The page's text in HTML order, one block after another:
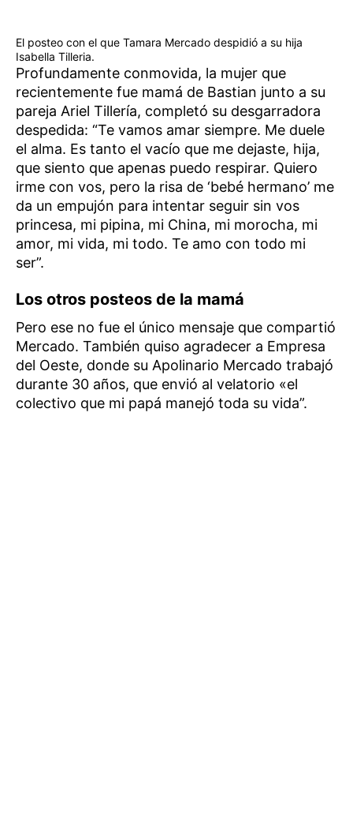
El posteo con el que Tamara Mercado despidió a su hija
Isabella Tilleria.
Profundamente conmovida, la mujer que
recientemente fue mamá de Bastian junto a su
pareja Ariel Tillería, completó su desgarradora
despedida: “Te vamos amar siempre. Me duele
el alma. Es tanto el vacío que me dejaste, hija,
que siento que apenas puedo respirar. Quiero
irme con vos, pero la risa de ‘bebé hermano’ me
da un empujón para intentar seguir sin vos
princesa, mi pipina, mi China, mi morocha, mi
amor, mi vida, mi todo. Te amo con todo mi
ser”.
Los otros posteos de la mamá
Pero ese no fue el único mensaje que compartió
Mercado. También quiso agradecer a Empresa
del Oeste, donde su Apolinario Mercado trabajó
durante 30 años, que envió al velatorio «el
colectivo que mi papá manejó toda su vida”.